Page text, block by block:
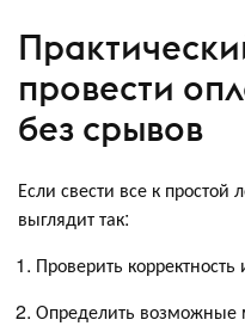
провести
без срывов
Если свести все к простой
выглядит так:
Проверить
Определить возможные